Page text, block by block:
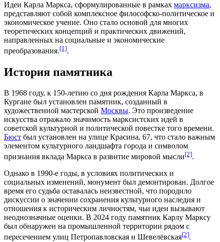
Идеи Карла Маркса, сформулированные в рамках марксизма,
представляют собой комплексное философско-политическое и
экономическое учение. Оно стало основой для многих
теоретических концепций и практических движений,
направленных на социальные и экономические
преобразования.[1].
История памятника
В 1968 году, к 150-летию со дня рождения Карла Маркса, в
Кургане был установлен памятник, созданный в
художественной мастерской Москвы. Это произведение
искусства отражало значимость марксистских идей в
советской культурной и политической повестке того времени.
Бюст был установлен на улице Красина, 67, что стало важным
элементом культурного ландшафта города и символом
признания вклада Маркса в развитие мировой мысли[2].
Однако в 1990-е годы, в условиях политических и
социальных изменений, монумент был демонтирован. Долгое
время его судьба оставалась неизвестной, что породило
дискуссии о значении сохранения культурного наследия и
отношения к историческим личностям, чьи идеи вызывают
неоднозначные оценки. В 2024 году памятник Карлу Марксу
был обнаружен на промышленной территории рядом с
пересечением улиц Петропавловская и Шевелёвская[2].